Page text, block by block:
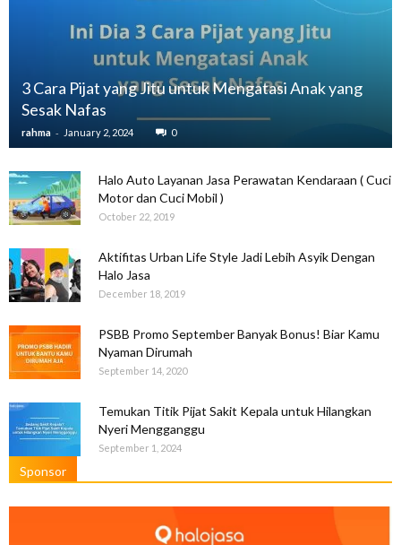
3 Cara Pijat yang Jitu untuk Mengatasi Anak yang
Sesak Nafas
rahma - January 2, 2024 0
Halo Auto Layanan Jasa Perawatan Kendaraan ( Cuci
Motor dan Cuci Mobil )
October 22, 2019
Aktifitas Urban Life Style Jadi Lebih Asyik Dengan
Halo Jasa
December 18, 2019
PSBB Promo September Banyak Bonus! Biar Kamu
Nyaman Dirumah
September 14, 2020
Temukan Titik Pijat Sakit Kepala untuk Hilangkan
Nyeri Mengganggu
September 1, 2024
Sponsor